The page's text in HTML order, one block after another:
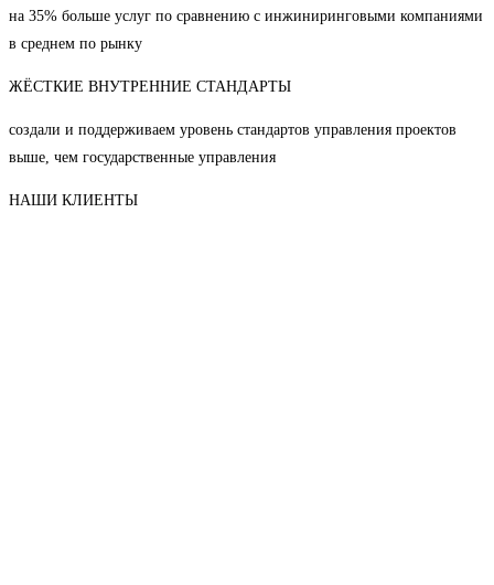
на 35% больше услуг по сравнению с инжиниринговыми компаниями
в среднем по рынку
ЖЁСТКИЕ ВНУТРЕННИЕ СТАНДАРТЫ
создали и поддерживаем уровень стандартов управления проектов
выше, чем государственные управления
НАШИ КЛИЕНТЫ